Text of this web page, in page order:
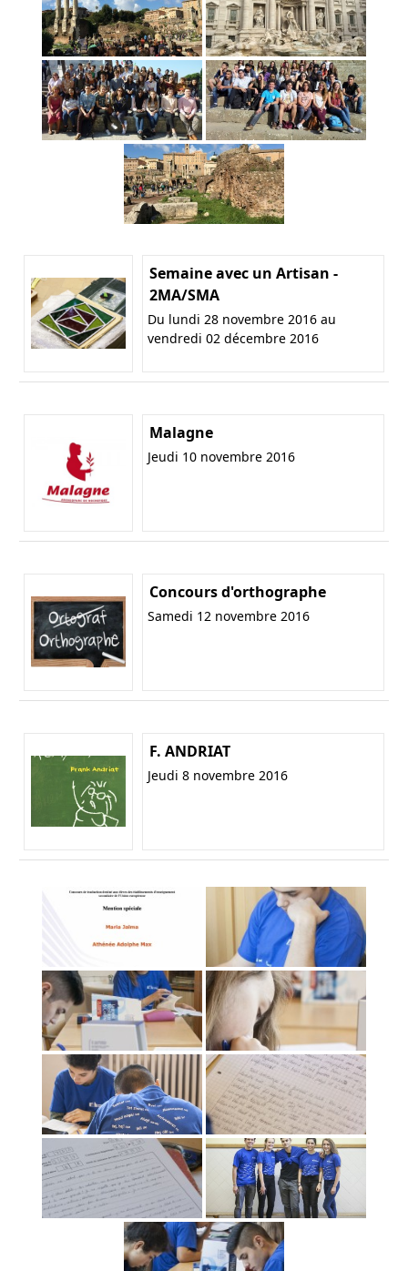
Semaine avec un Artisan -
2MA/SMA
Du lundi 28 novembre 2016 au
vendredi 02 décembre 2016
Malagne
Jeudi 10 novembre 2016
Concours d'orthographe
Samedi 12 novembre 2016
F. ANDRIAT
Jeudi 8 novembre 2016